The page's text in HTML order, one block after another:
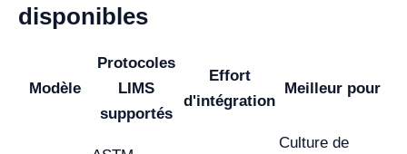
disponibles
Modèle
Protocoles
LIMS
supportés
Effort
d'intégration
Meilleur pour
Culture de